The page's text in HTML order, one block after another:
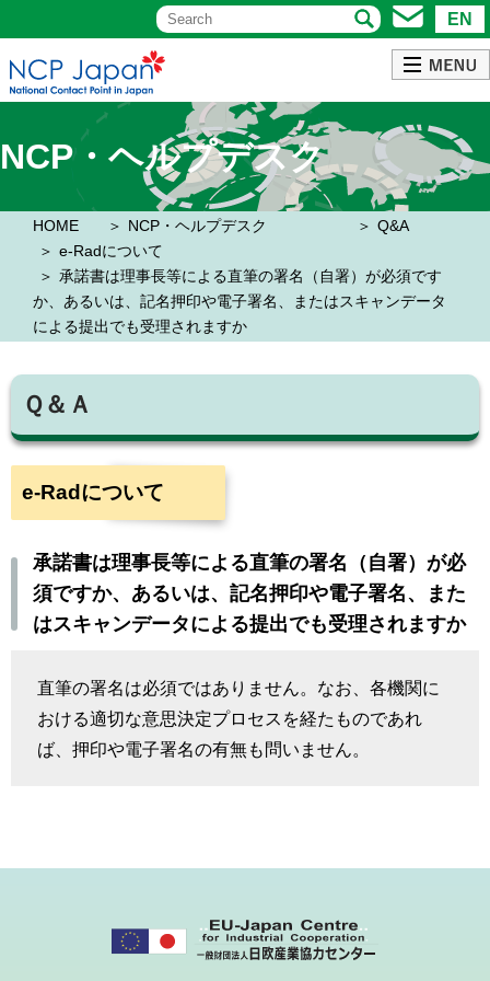
EN
NCP・ヘルプデスク
HOME NCP・ヘルプデスク
Q&A
e-Radについて
承諾書は理事長等による直筆の署名（自署）が必須です
か、あるいは、記名押印や電子署名、またはスキャンデータ
による提出でも受理されますか
Ｑ＆Ａ
e-Radについて
承諾書は理事長等による直筆の署名（自署）が必
須ですか、あるいは、記名押印や電子署名、また
はスキャンデータによる提出でも受理されますか
直筆の署名は必須ではありません。なお、各機関に
おける適切な意思決定プロセスを経たものであれ
ば、押印や電子署名の有無も問いません。